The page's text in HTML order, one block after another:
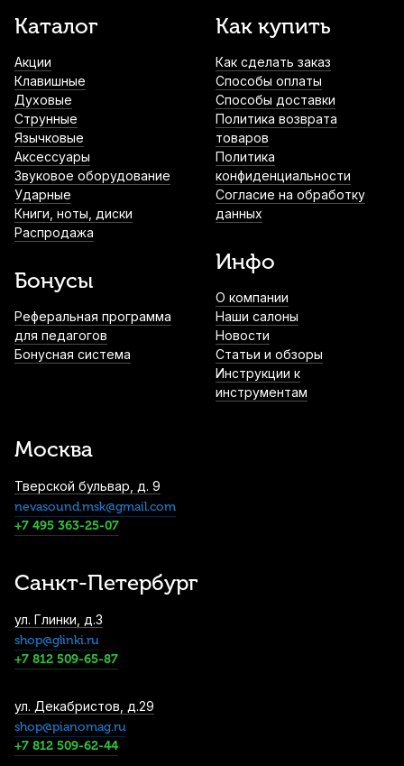
Каталог
Акции
Клавишные
Духовые
Струнные
Язычковые
Аксессуары
Звуковое оборудование
Ударные
Книги, ноты, диски
Распродажа
Бонусы
Реферальная программа
для педагогов
Бонусная система
Как купить
Как сделать заказ
Способы оплаты
Способы доставки
Политика возврата
товаров
Политика
конфиденциальности
Согласие на обработку
данных
Инфо
О компании
Наши салоны
Новости
Статьи и обзоры
Инструкции к
инструментам
Москва
Тверской бульвар, д. 9
nevasound.msk@gmail.com
+7 495 363-25-07
Санкт-Петербург
ул. Глинки, д.3
shop@glinki.ru
+7 812 509-65-87
ул. Декабристов, д.29
shop@pianomag.ru
+7 812 509-62-44